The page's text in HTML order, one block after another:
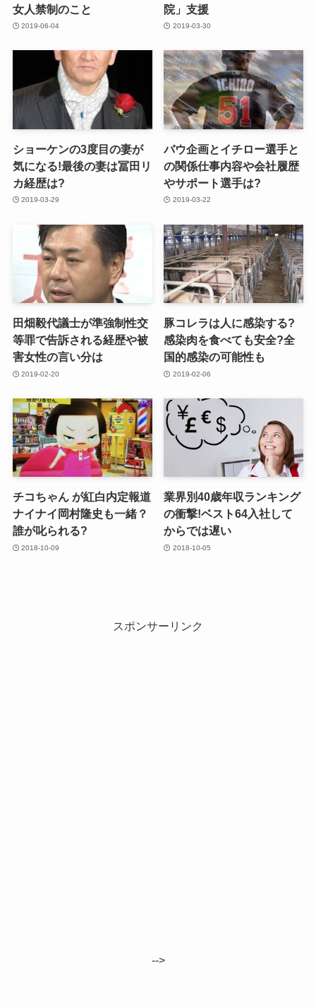
女人禁制のこと
2019-06-04
院」支援
2019-03-30
ショーケンの3度目の妻が
気になる!最後の妻は冨田リ
カ経歴は?
2019-03-29
バウ企画とイチロー選手と
の関係仕事内容や会社履歴
やサポート選手は?
2019-03-22
田畑毅代議士が準強制性交
等罪で告訴される経歴や被
害女性の言い分は
2019-02-20
豚コレラは人に感染する?
感染肉を食べても安全?全
国的感染の可能性も
2019-02-06
チコちゃん が紅白内定報道
ナイナイ岡村隆史も一緒？
誰が叱られる?
2018-10-09
業界別40歳年収ランキング
の衝撃!ベスト64入社して
からでは遅い
2018-10-05
スポンサーリンク
-->